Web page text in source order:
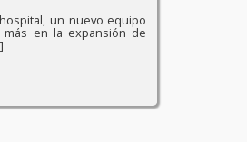
un nuevo equipo
en la expansión de